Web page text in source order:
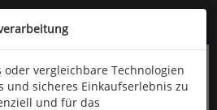
überspringen
9323-960
oder vergleichbare Technologien
und sicheres Einkaufserlebnis zu
und für das